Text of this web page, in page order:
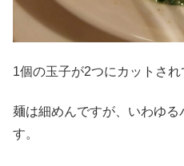
1個の玉子が2つにカットされ
麺は細めんですが、いわゆ
す。